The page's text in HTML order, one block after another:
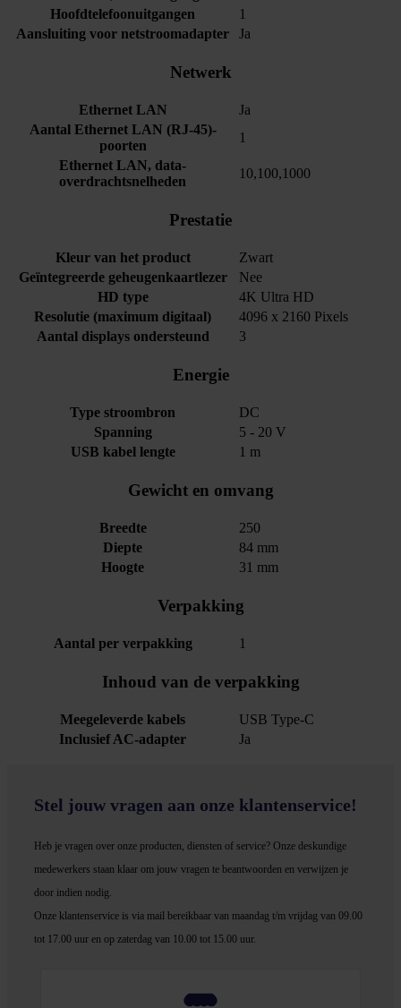
Hoofdtelefoonuitgangen
1
Aansluiting voor netstroomadapter
Ja
Netwerk
Ethernet LAN
Ja
Aantal Ethernet LAN (RJ-45)-
poorten
1
Ethernet LAN, data-
overdrachtsnelheden
10,100,1000
Prestatie
Kleur van het product
Zwart
Geïntegreerde geheugenkaartlezer
Nee
HD type
4K Ultra HD
Resolutie (maximum digitaal)
4096 x 2160 Pixels
Aantal displays ondersteund
3
Energie
Type stroombron
DC
Spanning
5 - 20 V
USB kabel lengte
1 m
Gewicht en omvang
Breedte
250
Diepte
84 mm
Hoogte
31 mm
Verpakking
Aantal per verpakking 1
Inhoud van de verpakking
Meegeleverde kabels
USB Type-C
Inclusief AC-adapter
Ja
Stel jouw vragen aan onze klantenservice!
Heb je vragen over onze producten, diensten of service? Onze deskundige
medewerkers staan klaar om jouw vragen te beantwoorden en verwijzen je
door indien nodig.
Onze klantenservice is via mail bereikbaar van maandag t/m vrijdag van 09.00
tot 17.00 uur en op zaterdag van 10.00 tot 15.00 uur.